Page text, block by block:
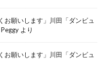
お願いします」川田「ダンビュ
Peggy より
お願いします」川田「ダンビュ